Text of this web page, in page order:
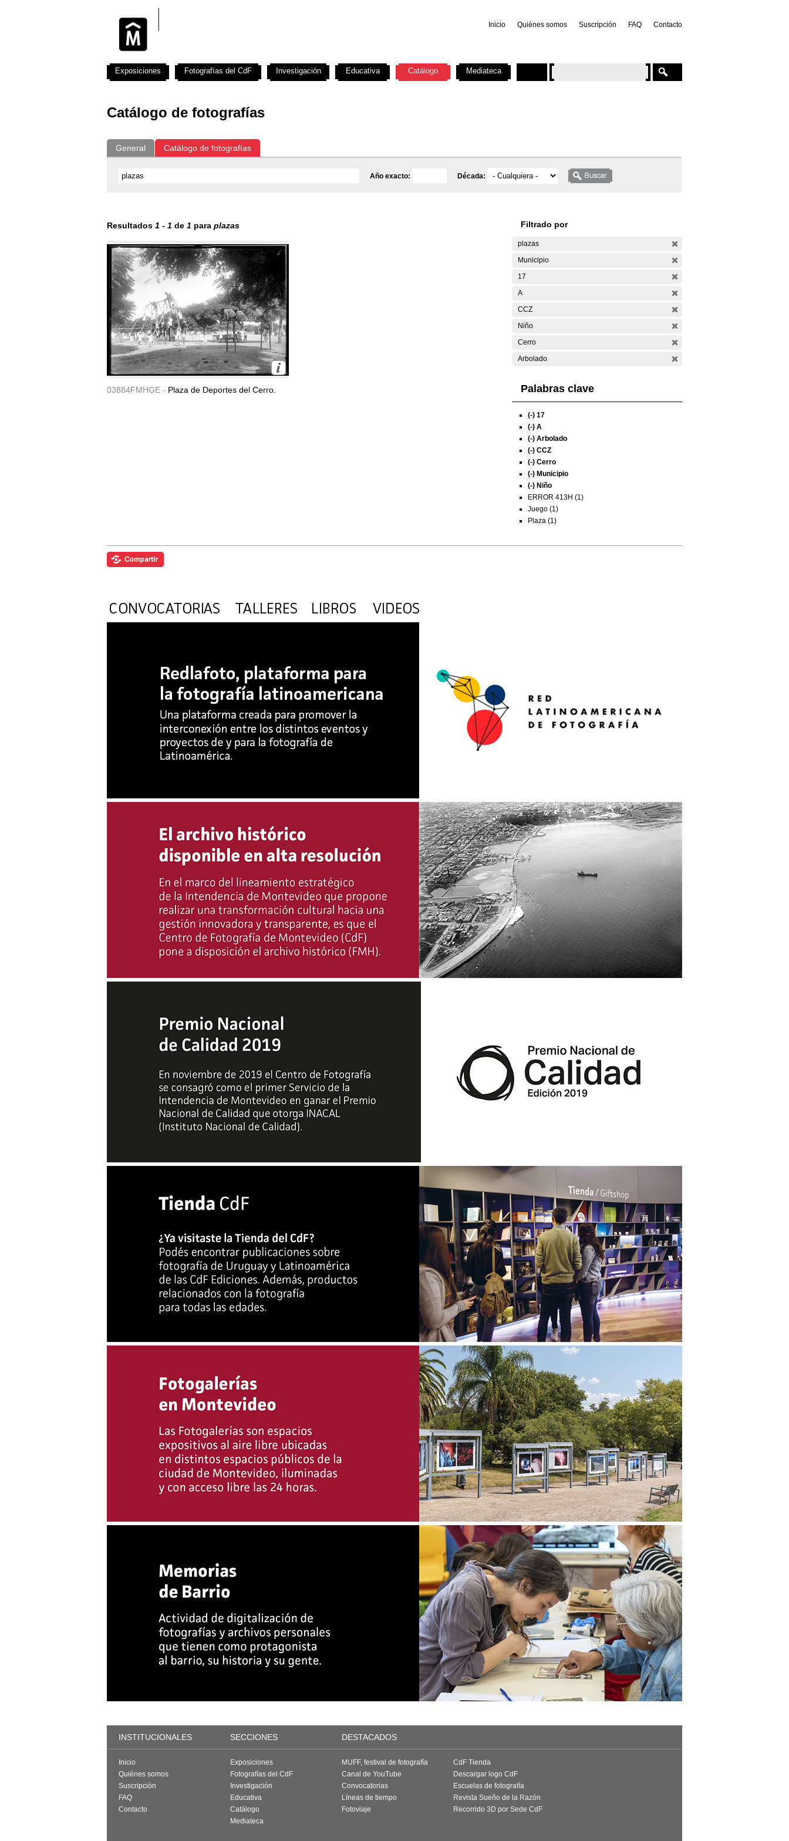
Inicio Quiénes somos Suscripción FAQ Contacto
Catálogo de fotografías
General Catálogo de fotografías
Año exacto: Década:
Resultados 1 - 1 de 1 para plazas
03884FMHGE - Plaza de Deportes del Cerro.
Filtrado por
plazas
Municipio
17
A
CCZ
Niño
Cerro
Arbolado
Palabras clave
(-) 17
(-) A
(-) Arbolado
(-) CCZ
(-) Cerro
(-) Municipio
(-) Niño
ERROR 413H (1)
Juego (1)
Plaza (1)
Exposiciones Fotografías del CdF Investigación Educativa Catálogo Mediateca
INSTITUCIONALES SECCIONES DESTACADOS
Inicio
Quiénes somos
Suscripción
FAQ
Contacto
Exposiciones
Fotografías del CdF
Investigación
Educativa
Catálogo
Mediateca
MUFF, festival de fotografía
Canal de YouTube
Convocatorias
Líneas de tiempo
Fotoviaje
CdF Tienda
Descargar logo CdF
Escuelas de fotografía
Revista Sueño de la Razón
Recorrido 3D por Sede CdF